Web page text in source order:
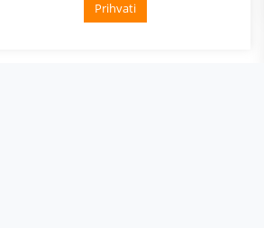
Prihvati
👋 Zdravo, kako mogu pomoći